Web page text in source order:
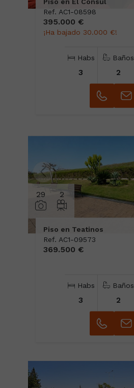
Piso en El Consul
Ref. AC1-08598
395.000 €
¡Ha bajado 30.000 €!
Habs
3
Baños
2
29 2
Piso en Teatinos
Ref. AC1-09573
369.500 €
Habs
3
Baños
2